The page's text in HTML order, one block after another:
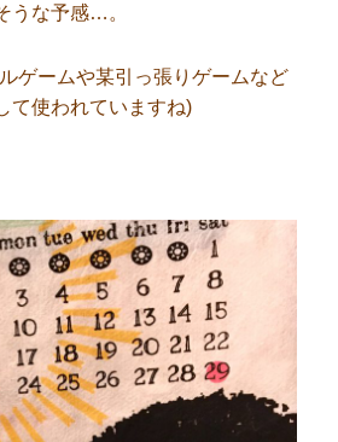
うな予感…。
ゲームや某引っ張りゲームなど
て使われていますね)